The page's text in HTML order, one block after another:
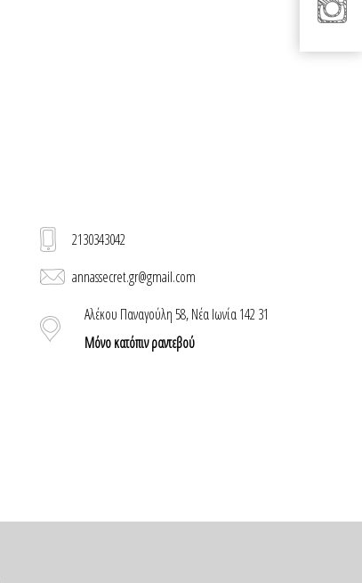
2130343042
annassecret.gr@gmail.com
Αλέκου Παναγούλη 58, Νέα Ιωνία 142 31
Μόνο κατόπιν ραντεβού